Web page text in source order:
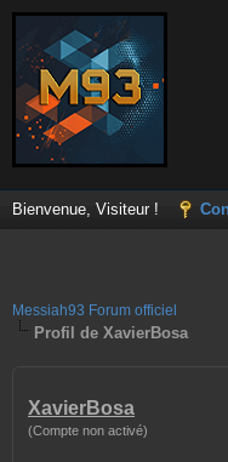
Bienvenue, Visiteur !
Messiah93 Forum officiel
Profil de XavierBosa
XavierBosa
(Compte non activé)